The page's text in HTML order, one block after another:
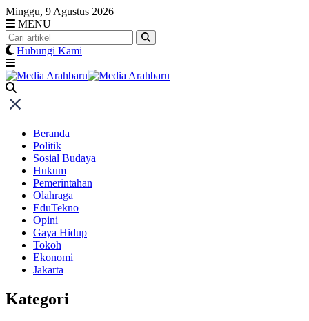
Skip
to
content
Minggu, 9 Agustus 2026
MENU
Hubungi Kami
Beranda
Politik
Sosial Budaya
Hukum
Pemerintahan
Olahraga
EduTekno
Opini
Gaya Hidup
Tokoh
Ekonomi
Jakarta
Kategori